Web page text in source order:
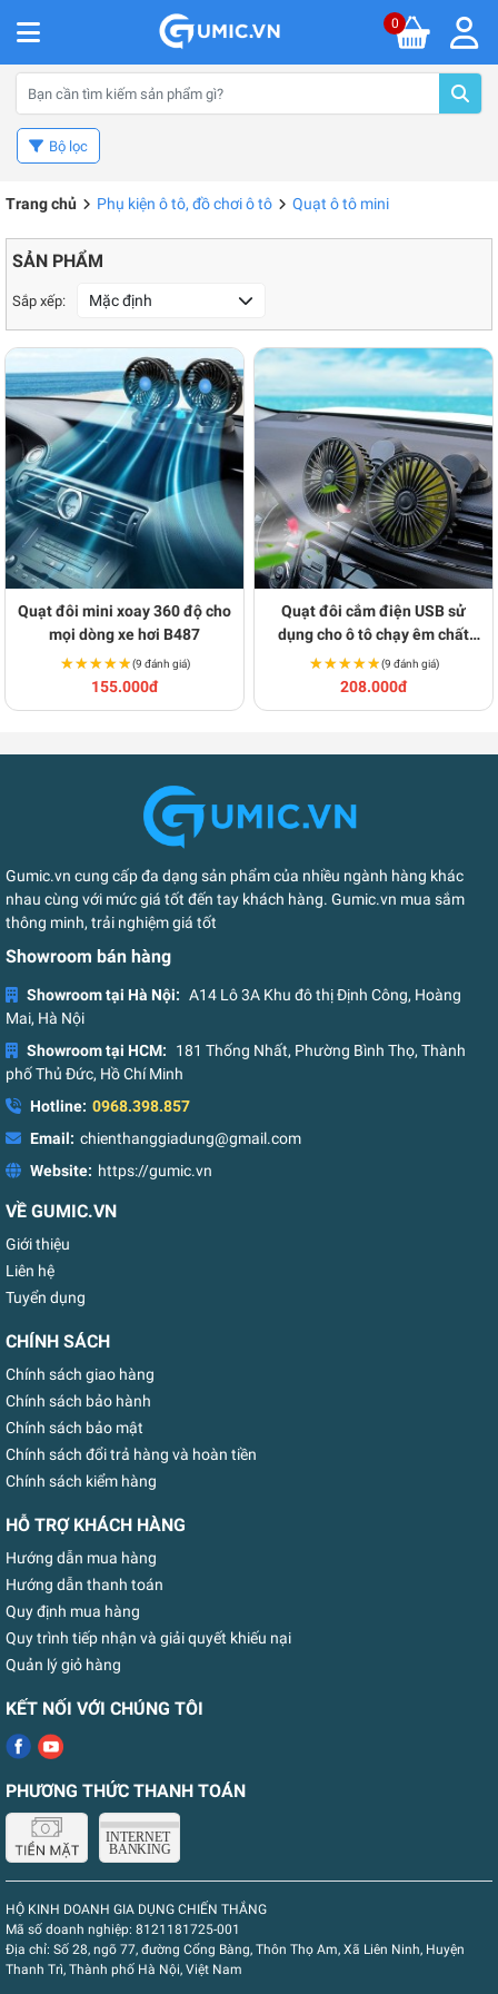
0
Bộ lọc
Trang chủ Phụ kiện ô tô, đồ chơi ô tô Quạt ô tô mini
SẢN PHẨM
Sắp xếp: Mặc định
Quạt đôi mini xoay 360 độ cho
mọi dòng xe hơi B487
★★★★★
★★★★★(9 đánh giá)
155.000đ
Quạt đôi cắm điện USB sử
dụng cho ô tô chạy êm chất
lượng tốt B486
★★★★★
★★★★★(9 đánh giá)
208.000đ
Gumic.vn cung cấp đa dạng sản phẩm của nhiều ngành hàng khác
nhau cùng với mức giá tốt đến tay khách hàng. Gumic.vn mua sắm
thông minh, trải nghiệm giá tốt
Showroom bán hàng
Showroom tại Hà Nội: A14 Lô 3A Khu đô thị Định Công, Hoàng
Mai, Hà Nội
Showroom tại HCM:
181 Thống Nhất, Phường Bình Thọ, Thành
phố Thủ Đức, Hồ Chí Minh
Hotline: 0968.398.857
Email: chienthanggiadung@gmail.com
Website: https://gumic.vn
VỀ GUMIC.VN
Giới thiệu
Liên hệ
Tuyển dụng
CHÍNH SÁCH
Chính sách giao hàng
Chính sách bảo hành
Chính sách bảo mật
Chính sách đổi trả hàng và hoàn tiền
Chính sách kiểm hàng
HỖ TRỢ KHÁCH HÀNG
Hướng dẫn mua hàng
Hướng dẫn thanh toán
Quy định mua hàng
Quy trình tiếp nhận và giải quyết khiếu nại
Quản lý giỏ hàng
KẾT NỐI VỚI CHÚNG TÔI
PHƯƠNG THỨC THANH TOÁN
HỘ KINH DOANH GIA DỤNG CHIẾN THẮNG
Mã số doanh nghiệp: 8121181725-001
Địa chỉ: Số 28, ngõ 77, đường Cổng Bàng, Thôn Thọ Am, Xã Liên Ninh, Huyện
Thanh Trì, Thành phố Hà Nội, Việt Nam